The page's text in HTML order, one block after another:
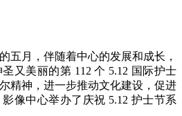
五月，伴随着中心的发展和成长，
又美丽的第 112 个 5.12 国际护士
精神，进一步推动文化建设，促进
像中心举办了庆祝 5.12 护士节系